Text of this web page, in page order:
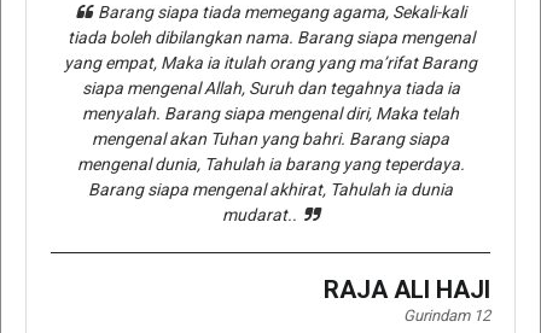
Barang siapa tiada memegang agama, Sekali-kali
tiada boleh dibilangkan nama. Barang siapa mengenal
yang empat, Maka ia itulah orang yang ma’rifat Barang
siapa mengenal Allah, Suruh dan tegahnya tiada ia
menyalah. Barang siapa mengenal diri, Maka telah
mengenal akan Tuhan yang bahri. Barang siapa
mengenal dunia, Tahulah ia barang yang teperdaya.
Barang siapa mengenal akhirat, Tahulah ia dunia
mudarat..
RAJA ALI HAJI
Gurindam 12